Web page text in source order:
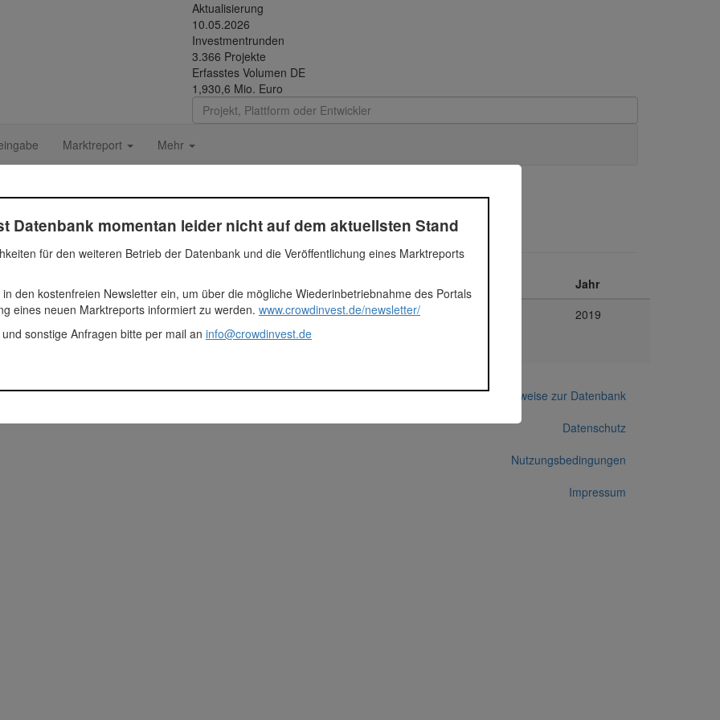
Aktualisierung
10.05.2026
Investmentrunden
3.366 Projekte
Erfasstes Volumen DE
1,930,6 Mio. Euro
Marktreport Mehr
Jahr
1.907.501 Euro
1907501
Immobilien 2019
Hinweise zur Datenbank
Datenschutz
Nutzungsbedingungen
Impressum
Datenbank momentan leider nicht auf dem aktuellsten Stand
für den weiteren Betrieb der Datenbank und die Veröffentlichung eines Marktreports
den kostenfreien Newsletter ein, um über die mögliche Wiederinbetriebnahme des Portals
eines neuen Marktreports informiert zu werden. www.crowdinvest.de/newsletter/
sonstige Anfragen bitte per mail an info@crowdinvest.de